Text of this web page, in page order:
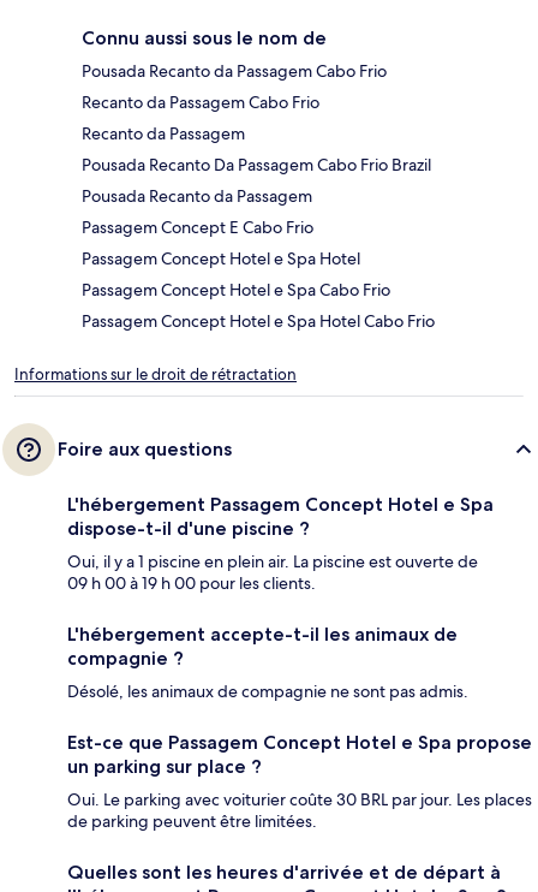
Connu aussi sous le nom de
Pousada Recanto da Passagem Cabo Frio
Recanto da Passagem Cabo Frio
Recanto da Passagem
Pousada Recanto Da Passagem Cabo Frio Brazil
Pousada Recanto da Passagem
Passagem Concept E Cabo Frio
Passagem Concept Hotel e Spa Hotel
Passagem Concept Hotel e Spa Cabo Frio
Passagem Concept Hotel e Spa Hotel Cabo Frio
Informations sur le droit de rétractation
Foire aux questions
L'hébergement Passagem Concept Hotel e Spa
dispose-t-il d'une piscine ?
Oui, il y a 1 piscine en plein air. La piscine est ouverte de
09 h 00 à 19 h 00 pour les clients.
L'hébergement accepte-t-il les animaux de
compagnie ?
Désolé, les animaux de compagnie ne sont pas admis.
Est-ce que Passagem Concept Hotel e Spa propose
un parking sur place ?
Oui. Le parking avec voiturier coûte 30 BRL par jour. Les places
de parking peuvent être limitées.
Quelles sont les heures d'arrivée et de départ à